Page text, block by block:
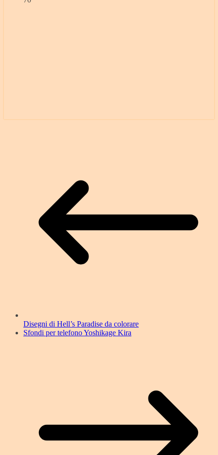
Disegni di Hell’s Paradise da colorare
Sfondi per telefono Yoshikage Kira